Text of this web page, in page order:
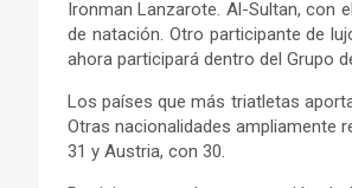
Ironman Lanzarote. Al-Sultan, con
de natación. Otro participante de
ahora participará dentro del Grupo
Los países que más triatletas
Otras nacionalidades ampliamente
31 y Austria, con 30.